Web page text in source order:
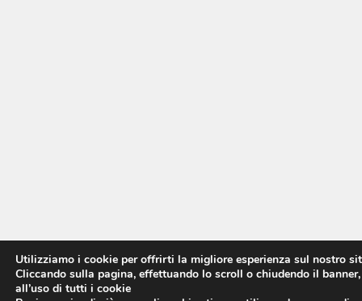
Utilizziamo i cookie per offrirti la migliore esperienza sul nostro
Cliccando sulla pagina, effettuando lo scroll o chiudendo il
all’uso di tutti i cookie